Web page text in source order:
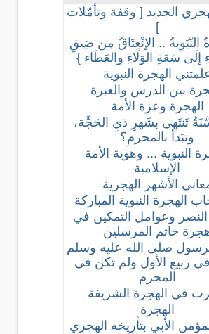
الجديد [ وقفة وتأمّلات
]
النّبَوِيةُ .. الإنْعِتَاقُ مِن ضِيقِ
إلَى سَعَةِ الوَلَاءِ والعَطَاء }
الهجرة النبوية
بين الدرس والعبرة
الهجرة وعزة الأمة
تَنتَهِي بشَهرِ ذيِ الحَجَّة،
وتبَدأ بالمحرمِ؟
النبوية ... وهوية الأمة
الإسلامية
الأشهر الهجرية
الهجرة النبوية المباركة
وعوامل التمكين في
خاتم المرسلين
صلى الله عليه وسلم
ربيع الأول ولم تكن في
المحرم
في الهجرة الشريفة
الهجرة
الأبي بتأريخه الهجري